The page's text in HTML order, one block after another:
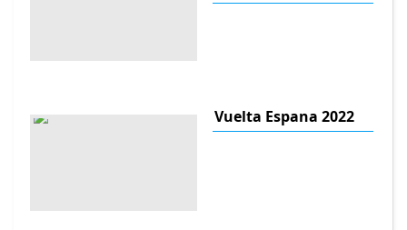
Vuelta Espana 2022